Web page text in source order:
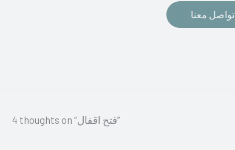
تواصل معنا
4 thoughts on “فتح اقفال”